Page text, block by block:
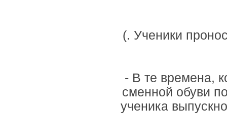
(. Ученики
- В те времена,
сменной обуви
ученика